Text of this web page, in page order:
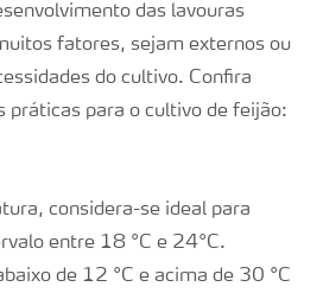
das lavouras
fatores, sejam externos ou
do cultivo. Confira
práticas para o cultivo de feijão:
considera-se ideal para
entre 18 °C e 24°C.
de 12 °C e acima de 30 °C